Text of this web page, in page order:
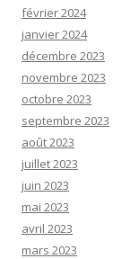
février 2024
janvier 2024
décembre 2023
novembre 2023
octobre 2023
septembre 2023
août 2023
juillet 2023
juin 2023
mai 2023
avril 2023
mars 2023